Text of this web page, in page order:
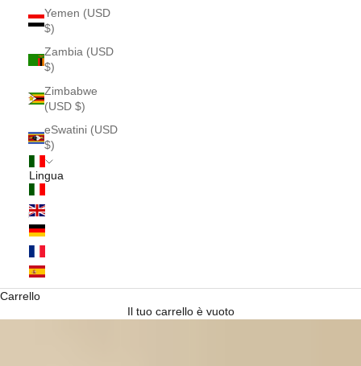
Yemen (USD
$)
Zambia (USD
$)
Zimbabwe
(USD $)
eSwatini (USD
$)
Italiano
Lingua
Italiano
English
Deutsch
Français
Español
Carrello
Il tuo carrello è vuoto